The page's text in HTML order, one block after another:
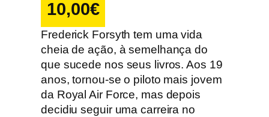
10,00€
Frederick Forsyth tem uma vida
cheia de ação, à semelhança do
que sucede nos seus livros. Aos 19
anos, tornou-se o piloto mais jovem
da Royal Air Force, mas depois
decidiu seguir uma carreira no